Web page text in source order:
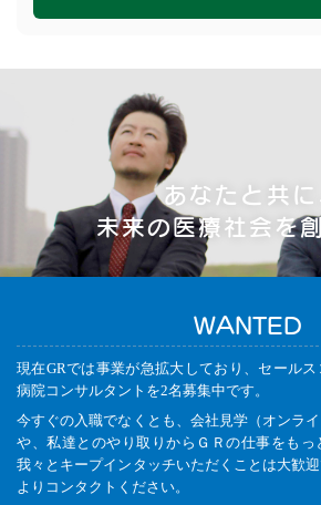
あなたと共に、
未来の医療社会を
WANTED
現在GRでは事業が急拡大しており、セール
病院コンサルタントを2名募集中です。
今すぐの入職でなくとも、会社見学（オンラ
や、私達とのやり取りからＧＲの仕事をもっ
我々とキープインタッチいただくことは大歓
よりコンタクトください。